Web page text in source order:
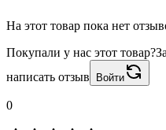
На этот товар пока нет
Покупали у нас этот товар?
написать отзыв
Войти
0